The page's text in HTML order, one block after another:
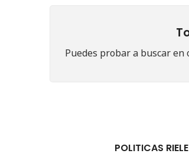
Puedes probar a buscar
POLITICAS